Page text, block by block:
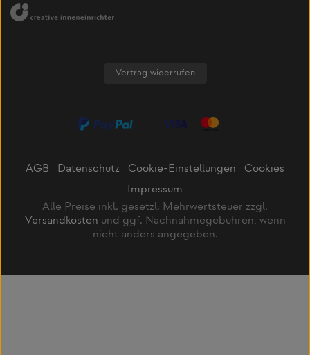
Vertrag widerrufen
AGB Datenschutz Cookie-Einstellungen
Cookies
Impressum
Alle Preise inkl. gesetzl. Mehrwertsteuer zzgl.
Versandkosten und ggf. Nachnahmegebühren, wenn
nicht anders angegeben.